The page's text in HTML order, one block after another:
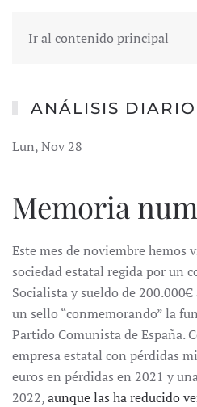
Ir al contenido principal
ANÁLISIS DIARIO
Lun, Nov 28
Memoria
Este mes de noviembre hemos
sociedad estatal regida por un
Socialista y sueldo de
un sello “conmemorando” la
Partido Comunista de España.
empresa estatal con pérdidas
euros en pérdidas en 2021 y
2022,aunque las ha reducido